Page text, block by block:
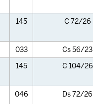
145 C 72/26
033
Cs 56/23
145 C 104/26
046 Ds 72/26